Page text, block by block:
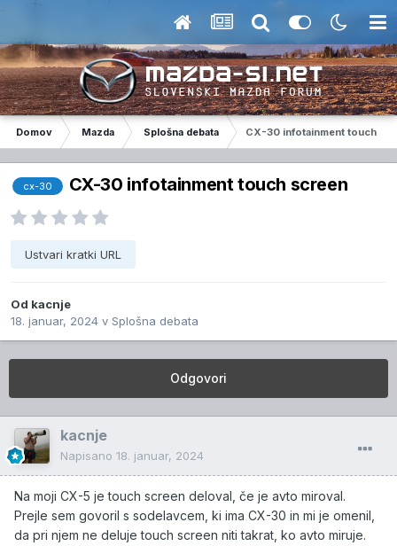
Domov Mazda Splošna debata CX-30 infotainment touch
cx-30 CX-30 infotainment touch screen
Ustvari kratki URL
Od kacnje
18. januar, 2024 v Splošna debata
Odgovori
kacnje
Napisano 18. januar, 2024
Na moji CX-5 je touch screen deloval, če je avto miroval.
Prejle sem govoril s sodelavcem, ki ima CX-30 in mi je omenil,
da pri njem ne deluje touch screen niti takrat, ko avto miruje.